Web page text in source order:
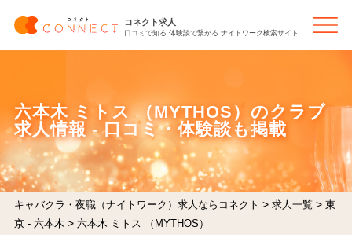
コネクト求人
口コミで知る 体験談で繋がる ナイトワーク検索サイト
六本木 ミトス （MYTHOS）のクラブ
求人情報 - 口コミ・体験談も掲載
キャバクラ・夜職（ナイトワーク）求人ならコネクト > 求人一覧 > 東
京 - 六本木 > 六本木 ミトス （MYTHOS）